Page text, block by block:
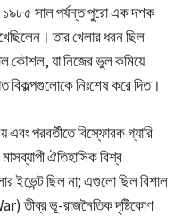
১৯৮৫ সাল পর্যন্ত পুরো এক দশক
তার খেলার ধরন ছিল
কৌশল, যা নিজের ভুল কমিয়ে
নিঃশেষ করে দিত।
পরবর্তীতে বিস্ফোরক গ্যারি
ঐতিহাসিক বিশ্ব
ইভেন্ট ছিল না; এগুলো ছিল বিশাল
তীব্র ভূ-রাজনৈতিক দৃষ্টিকোণ